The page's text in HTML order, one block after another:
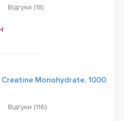
Відгуки (18)
Monohydrate, 1000
Відгуки (116)